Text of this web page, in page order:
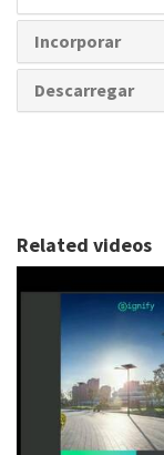
Incorporar
Descarregar
Related videos